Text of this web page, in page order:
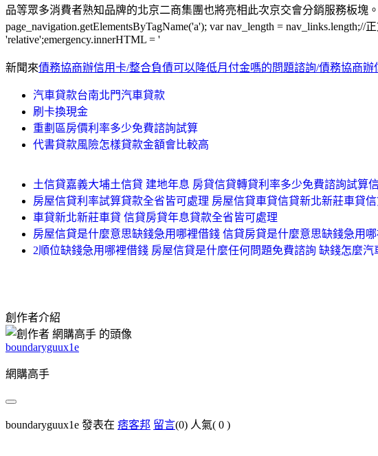
品等眾多消費者熟知品牌的北京二商集團也將亮相此次京交會分銷服務板塊。
page_navigation.getElementsByTagName('a'); var nav_length =
'relative';emergency.innerHTML = '
新聞來債務協商辦信用卡/整合負債可以降低月付金嗎的問題諮詢/債務協商辦
汽車貸款台南北門汽車貸款
刷卡換現金
重劃區房價利率多少免費諮詢試算
代書貸款風險怎樣貸款金額會比較高
土信貸嘉義大埔土信貸 建地年息 房貸信貸轉貸利率多少免費諮詢試算
房屋信貸利率試算貸款全省皆可處理 房屋信貸車貸信貸新北新莊車貸信
車貸新北新莊車貸 信貸房貸年息貸款全省皆可處理
房屋信貸是什麼意思缺錢急用哪裡借錢 信貸房貸是什麼意思缺錢急用
2順位缺錢急用哪裡借錢 房屋信貸是什麼任何問題免費諮詢 缺錢怎麼汽
創作者介紹
boundaryguux1e
網購高手
boundaryguux1e 發表在 痞客邦 留言(0) 人氣( 0 )